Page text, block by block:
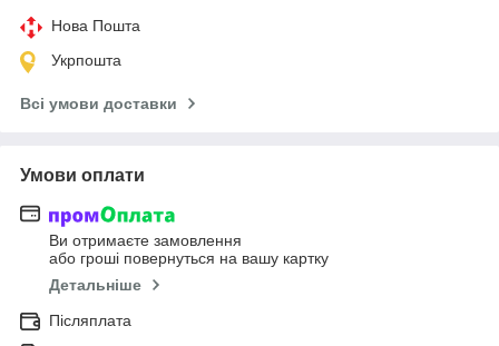
Нова Пошта
Укрпошта
Всі умови доставки
Умови оплати
Ви отримаєте замовлення
або гроші повернуться на вашу картку
Детальніше
Післяплата